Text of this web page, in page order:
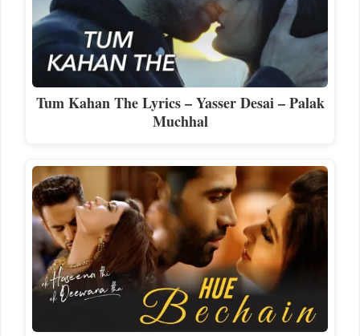
Tum Kahan The Lyrics – Yasser Desai – Palak
Muchhal